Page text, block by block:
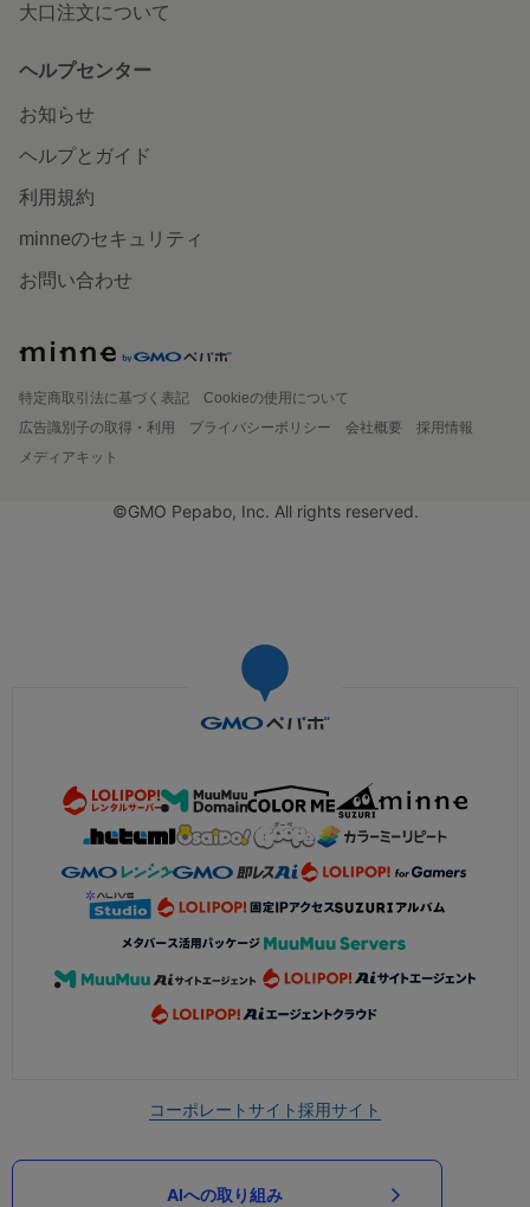
大口注文について
ヘルプセンター
お知らせ
ヘルプとガイド
利用規約
minneのセキュリティ
お問い合わせ
特定商取引法に基づく表記
Cookieの使用について
広告識別子の取得・利用
プライバシーポリシー 会社概要
採用情報
メディアキット
©GMO Pepabo, Inc. All rights reserved.
コーポレートサイト採用サイト
AIへの取り組み